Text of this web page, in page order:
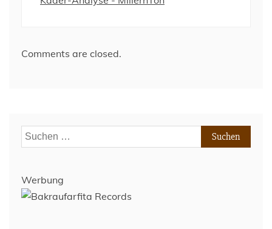
Comments are closed.
Suchen
nach:
Werbung